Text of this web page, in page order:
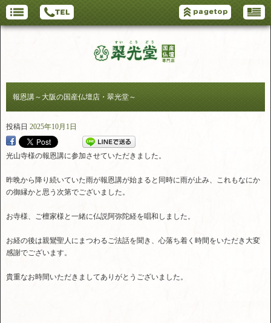
報恩講～大阪の国産仏壇店・翠光堂～
投稿日 2025年10月1日
光山寺様の報恩講に参加させていただきました。
昨晩から降り続いていた雨が報恩講が始まると同時に雨が止み、これもなにか
の御縁かと思う次第でございました。
お寺様、ご檀家様と一緒に仏説阿弥陀経を唱和しました。
お経の後は親鸞聖人にまつわるご法話を聞き、心落ち着く時間をいただき大変
感謝でございます。
貴重なお時間いただきましてありがとうございました。